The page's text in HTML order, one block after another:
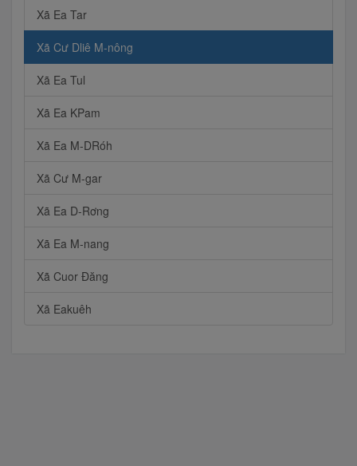
Xã Ea Tar
Xã Cư Dliê M-nông
Xã Ea Tul
Xã Ea KPam
Xã Ea M-DRóh
Xã Cư M-gar
Xã Ea D-Rơng
Xã Ea M-nang
Xã Cuor Đăng
Xã Eakuêh